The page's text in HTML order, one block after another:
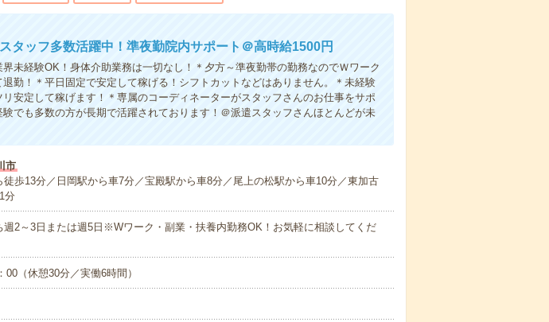
タッフ多数活躍中！準夜勤院内サポート＠高時給1500円
界未経験OK！身体介助業務は一切なし！＊夕方～準夜勤帯の勤務なのでＷワーク
勤！＊平日固定で安定して稼げる！シフトカットなどはありません。＊未経験
安定して稼げます！＊専属のコーディネーターがスタッフさんのお仕事をサポ
でも多数の方が長期で活躍されております！＠派遣スタッフさんほとんどが未
市
徒歩13分／日岡駅から車7分／宝殿駅から車8分／尾上の松駅から車10分／東加古
分
週2～3日または週5日※Wワーク・副業・扶養内勤務OK！お気軽に相談してくだ
00（休憩30分／実働6時間）